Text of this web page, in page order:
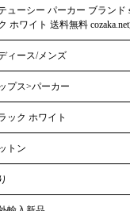
ューシー パーカー ブラン
ホワイト 送料無料
ィース/メンズ
プス>パーカー
ック ホワイト
トン